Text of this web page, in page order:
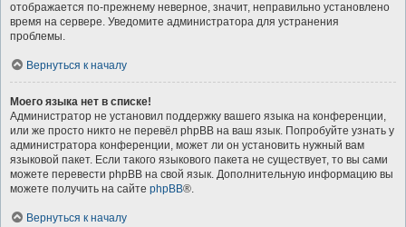
отображается по-прежнему неверное, значит, неправильно установлено
время на сервере. Уведомите администратора для устранения
проблемы.
Вернуться к началу
Моего языка нет в списке!
Администратор не установил поддержку вашего языка на конференции,
или же просто никто не перевёл phpBB на ваш язык. Попробуйте узнать у
администратора конференции, может ли он установить нужный вам
языковой пакет. Если такого языкового пакета не существует, то вы сами
можете перевести phpBB на свой язык. Дополнительную информацию вы
можете получить на сайте phpBB®.
Вернуться к началу